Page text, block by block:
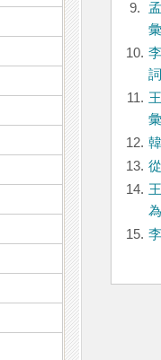
9.
10.
11.
12.
13.
14.
15.